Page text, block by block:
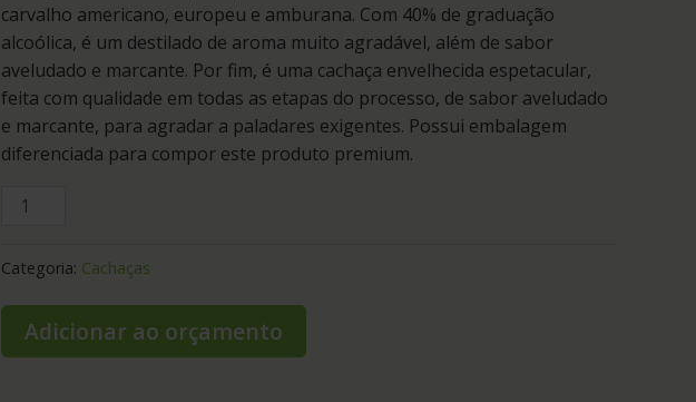
carvalho americano, europeu e amburana. Com 40% de graduação
alcoólica, é um destilado de aroma muito agradável, além de sabor
aveludado e marcante. Por fim, é uma cachaça envelhecida espetacular,
feita com qualidade em todas as etapas do processo, de sabor aveludado
e marcante, para agradar a paladares exigentes. Possui embalagem
diferenciada para compor este produto premium.
Categoria: Cachaças
Adicionar ao orçamento